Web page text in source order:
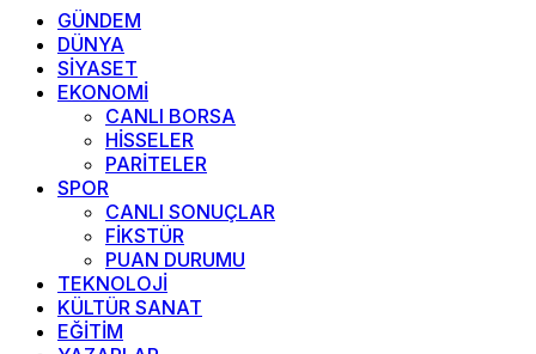
GÜNDEM
DÜNYA
SİYASET
EKONOMİ
CANLI BORSA
HİSSELER
PARİTELER
SPOR
CANLI SONUÇLAR
FİKSTÜR
PUAN DURUMU
TEKNOLOJİ
KÜLTÜR SANAT
EĞİTİM